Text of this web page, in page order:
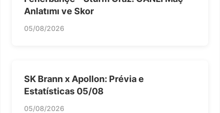
Anlatımı ve Skor
05/08/2026
SK Brann x Apollon: Prévia e
Estatísticas 05/08
05/08/2026